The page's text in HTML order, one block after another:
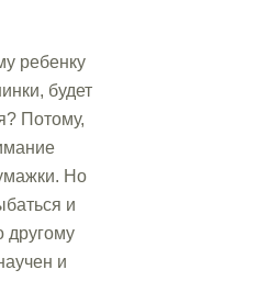
ребенку
будет
Потому,
Но
и
другому
и